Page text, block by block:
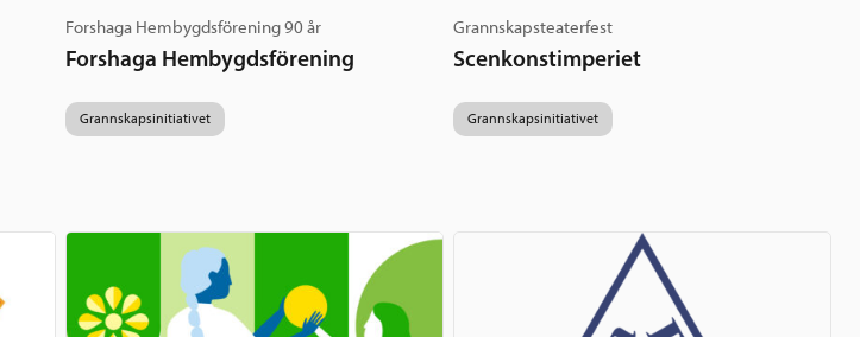
Forshaga Hembygdsförening 90 år
Forshaga Hembygdsförening
Grannskapsinitiativet
Grannskapsteaterfest
Scenkonstimperiet
Grannskapsinitiativet